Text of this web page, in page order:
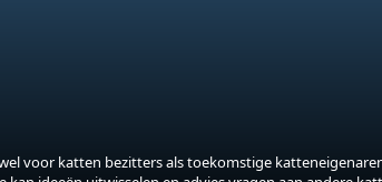
voor katten bezitters als toekomstige